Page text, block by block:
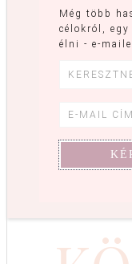
Még több
célokról,
élni - e-